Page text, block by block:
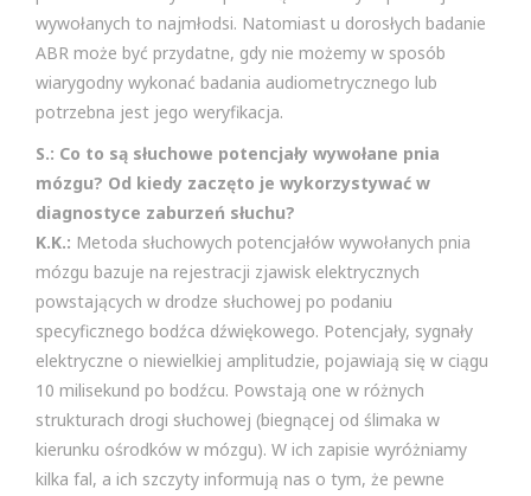
wywołanych to najmłodsi. Natomiast u dorosłych badanie
ABR może być przydatne, gdy nie możemy w sposób
wiarygodny wykonać badania audiometrycznego lub
potrzebna jest jego weryfikacja.
S.: Co to są słuchowe potencjały wywołane pnia
mózgu? Od kiedy zaczęto je wykorzystywać w
diagnostyce zaburzeń słuchu?
K.K.: Metoda słuchowych potencjałów wywołanych pnia
mózgu bazuje na rejestracji zjawisk elektrycznych
powstających w drodze słuchowej po podaniu
specyficznego bodźca dźwiękowego. Potencjały, sygnały
elektryczne o niewielkiej amplitudzie, pojawiają się w ciągu
10 milisekund po bodźcu. Powstają one w różnych
strukturach drogi słuchowej (biegnącej od ślimaka w
kierunku ośrodków w mózgu). W ich zapisie wyróżniamy
kilka fal, a ich szczyty informują nas o tym, że pewne